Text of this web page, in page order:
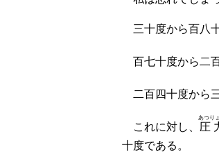
三十度から百八
百七十度から二
二百四十度から
これに対し、 圧
あつり
十度である。